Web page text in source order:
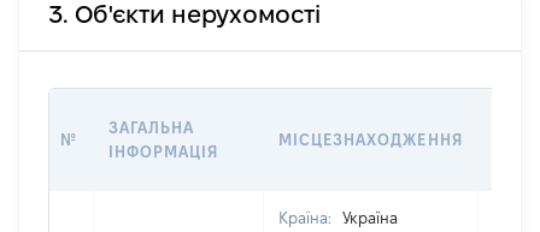
3. Об'єкти нерухомості
№
ЗАГАЛЬНА
ІНФОРМАЦІЯ
МІСЦЕЗНАХОДЖЕННЯ
Країна:
Україна